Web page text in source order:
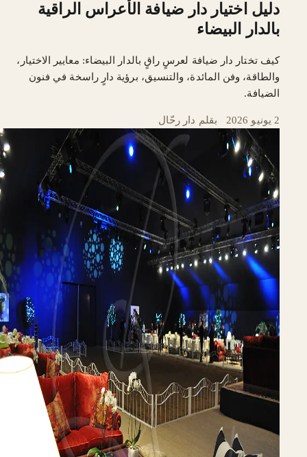
دليل اختيار دار ضيافة الأعراس الراقية
بالدار البيضاء
كيف تختار دار ضيافة لعرسٍ راقٍ بالدار البيضاء: معايير الاختيار،
والطاقة، وفن المائدة، والتنسيق، برؤية دارٍ راسخة في فنون
الضيافة.
2 يونيو 2026 بقلم دار رحّال